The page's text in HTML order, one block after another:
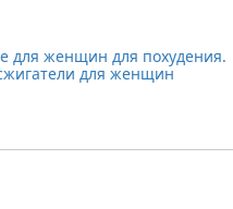
для женщин для похудения.
для женщин